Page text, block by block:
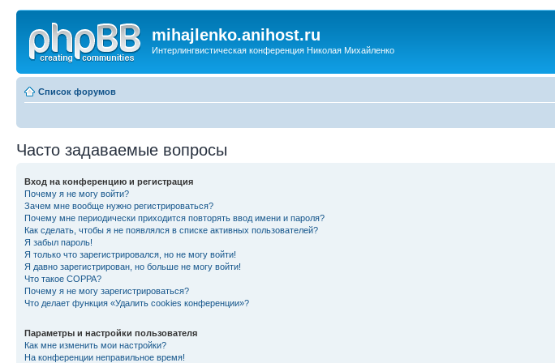
mihajlenko.anihost.ru
Интерлингвистическая конференция Николая Михайленко
Список форумов
Часто задаваемые вопросы
Вход на конференцию и регистрация
Почему я не могу войти?
Зачем мне вообще нужно регистрироваться?
Почему мне периодически приходится повторять ввод имени и пароля?
Как сделать, чтобы я не появлялся в списке активных пользователей?
Я забыл пароль!
Я только что зарегистрировался, но не могу войти!
Я давно зарегистрирован, но больше не могу войти!
Что такое COPPA?
Почему я не могу зарегистрироваться?
Что делает функция «Удалить cookies конференции»?
Параметры и настройки пользователя
Как мне изменить мои настройки?
На конференции неправильное время!